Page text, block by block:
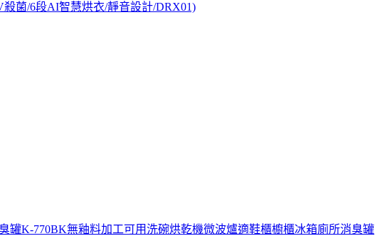
菌/6段AI智慧烘衣/靜音設計/DRX01)
罐K-770BK無釉料加工可用洗碗烘乾機微波爐適鞋櫃櫥櫃冰箱廁所消臭罐